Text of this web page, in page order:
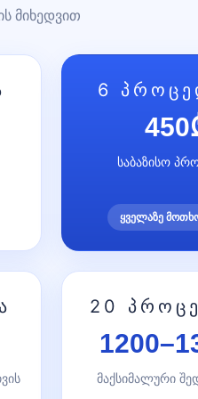
მიხედვით
6
საბაზისო
ყველაზე
20
მაქსიმალური